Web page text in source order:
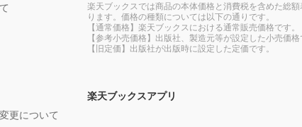
更について
楽天ブックスでは商品の本体価格と消費税を含めた総額
ります。価格の種類については以下の通りです。
【通常価格】楽天ブックスにおける通常販売価格です。
【参考小売価格】出版社、製造元等が設定した小売価格
【旧定価】出版社が出版時に設定した定価です。
楽天ブックスアプリ